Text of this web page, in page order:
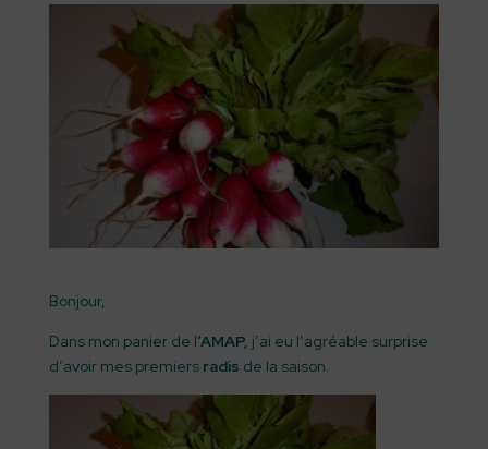
Bonjour,
Dans mon panier de l‘AMAP, j’ai eu l’agréable surprise
d’avoir mes premiers radis de la saison.